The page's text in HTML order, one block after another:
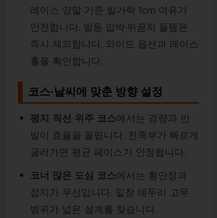
레이스 양말 기준 발가락 1cm 여유가
안전합니다. 발등 압박·뒤꿈치 들뜸은
즉시 제외합니다. 와이드 옵션과 레이스
홀을 확인합니다.
코스·날씨에 맞춘 방향 설정
평지 직선 위주 코스에서는 경량과 반
발이 효율을 올립니다. 전족부가 빠르게
굴러가면 평균 페이스가 안정됩니다.
코너 많은 도심 코스에서는 횡안정과
접지가 우선입니다. 밑창 테두리 고무
범위가 넓은 설계를 찾습니다.